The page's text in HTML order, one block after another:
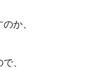
か、
、